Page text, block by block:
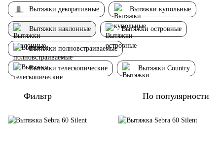
Вытяжки декоративные Вытяжки купольные
Вытяжки наклонные Вытяжки островные
Вытяжки полновстраиваемые
Вытяжки телескопические Вытяжки Country
Фильтр По популярности